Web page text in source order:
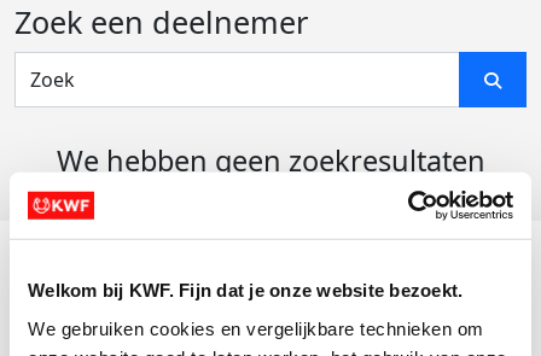
Welkom bij KWF. Fijn dat je onze website bezoekt.
We gebruiken cookies en vergelijkbare technieken om
Zoek een deelnemer
We hebben geen zoekresultaten
Actiematerialen
Evenementen